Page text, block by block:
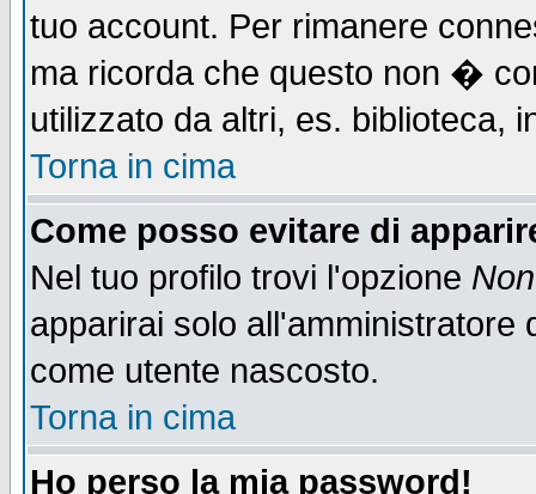
tuo account. Per rimanere
ma ricorda che questo non �
utilizzato da altri, es.
Torna in cima
Come posso evitare di
Nel tuo profilo trovi l'opzione
apparirai solo all'amministratore
come utente nascosto.
Torna in cima
Ho perso la mia password!